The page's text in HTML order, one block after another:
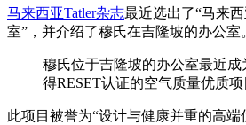
马来西亚Tatler杂志最近选出了“马来
室”，并介绍了穆氏在吉隆坡的办公室
穆氏位于吉隆坡的办公室最近
得RESET认证的空气质量优质项
此项目被誉为“设计与健康并重的高